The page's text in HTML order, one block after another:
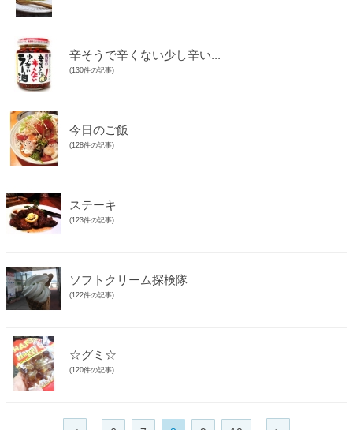
辛そうで辛くない少し辛い...
(130件の記事)
今日のご飯
(128件の記事)
ステーキ
(123件の記事)
ソフトクリーム探検隊
(122件の記事)
☆グミ☆
(120件の記事)